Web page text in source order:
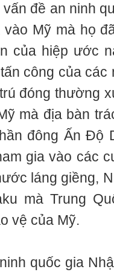
đề an ninh
vào Mỹ mà họ
của hiệp ước
công của
đóng thường
mà địa bàn
đông Ấn Độ
gia vào các
láng giềng,
mà Trung
vệ của Mỹ.
quốc gia